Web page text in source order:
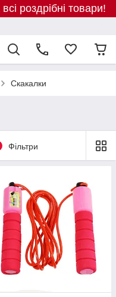
роздрібні товари!
Скакалки
Фільтри